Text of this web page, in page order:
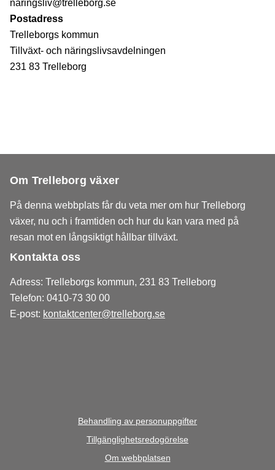
naringsliv@trelleborg.se
Postadress
Trelleborgs kommun
Tillväxt- och näringslivsavdelningen
231 83 Trelleborg
Om Trelleborg växer
På denna webbplats får du veta mer om hur Trelleborg
växer, nu och i framtiden och hur du kan vara med på
resan mot en långsiktigt hållbar tillväxt.
Kontakta oss
Adress: Trelleborgs kommun, 231 83 Trelleborg
Telefon: 0410-73 30 00
E-post: kontaktcenter@trelleborg.se
Behandling av personuppgifter
Tillgänglighetsredogörelse
Om webbplatsen